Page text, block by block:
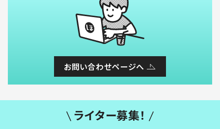
お問い合わせページへ
ライター募集！